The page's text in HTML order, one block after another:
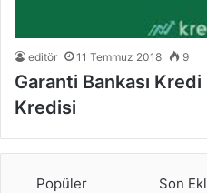
editör 11 Temmuz 2018 9
Garanti Bankası
Kredisi
Popüler Son